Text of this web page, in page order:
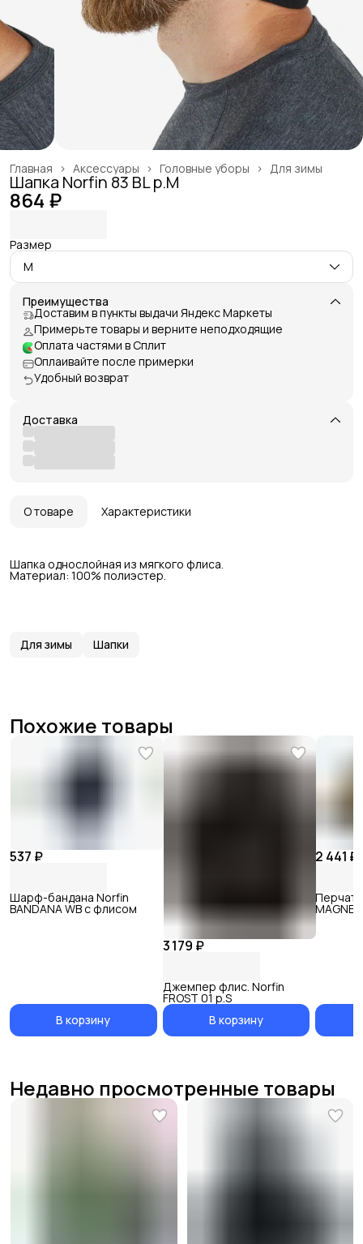
Для зимы
Головные уборы ›
Аксессуары ›
Главная ›
Шапка Norfin 83 BL р.M
864 ₽
Размер
M
Преимущества
Доставим в пункты выдачи Яндекс Маркеты
Примерьте товары и верните неподходящие
Оплата частями в Сплит
Оплаивайте после примерки
Удобный возврат
Доставка
О товаре Характеристики
Шапка однослойная из мягкого флиса.
Материал: 100% полиэстер.
Для зимы Шапки
Похожие товары
537 ₽
Шарф-бандана Norfin
BANDANA WB с флисом
В корзину
3 179 ₽
Джемпер флис. Norfin
FROST 01 р.S
В корзину
2 441 ₽
р.L
Недавно просмотренные товары